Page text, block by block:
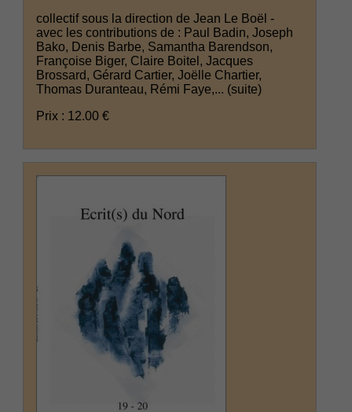
collectif sous la direction de Jean Le Boël -
avec les contributions de : Paul Badin, Joseph
Bako, Denis Barbe, Samantha Barendson,
Françoise Biger, Claire Boitel, Jacques
Brossard, Gérard Cartier, Joëlle Chartier,
Thomas Duranteau, Rémi Faye,... (suite)
Prix : 12.00 €